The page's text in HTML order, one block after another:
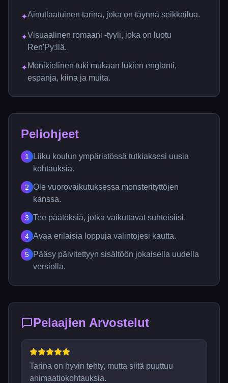
✦Ainutlaatuinen tarina, joka on täynnä seikkailua.
✦Visuaalinen romaani -tyyli, joka on luotu
Ren'Py:llä.
✦Monikielinen tuki mukaan lukien englanti,
espanja, kiina ja muita.
Peliohjeet
1
Liiku koulun ympäristössä tutkiaksesi uusia
kohtauksia.
2 Ole vuorovaikutuksessa monsterityttöjen
kanssa.
3 Tee päätöksiä, jotka vaikuttavat suhteisiisi.
4 Avaa erilaisia loppuja valintojesi kautta.
5
Pääsy päivitettyyn sisältöön jokaisella uudella
versiolla.
Pelaajien Arvostelut
Tarina on hyvin tehty, mutta siitä puuttuu
animaatiokohtauksia.